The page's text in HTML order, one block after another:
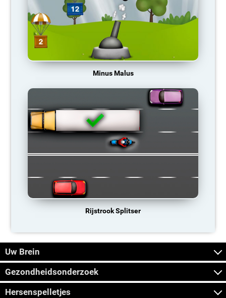
Minus Malus
Rijstrook Splitser
Uw Brein
Gezondheidsonderzoek
Hersenspelletjes